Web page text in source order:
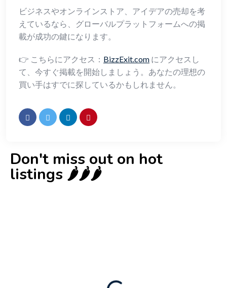
ビジネスやオンラインストア、アイデアの売却を考
えているなら、グローバルプラットフォームへの掲
載が成功の鍵になります。
👉 こちらにアクセス： BizzExit.com にアクセスし
て、今すぐ掲載を開始しましょう。あなたの理想の
買い手はすでに探しているかもしれません。
Don't miss out on hot
listings 🌶️🌶️🌶️